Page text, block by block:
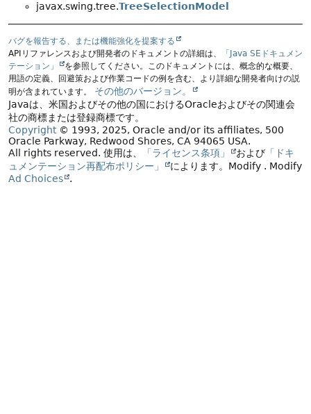
javax.swing.tree.TreeSelectionModel
バグを報告する、または機能強化を提案する
APIリファレンスおよび開発者のドキュメントの詳細は、
「Java SEドキュメン
テーション」
を参照してください。このドキュメントには、概念的な概要、
用語の定義、回避策および作業コードの例を含む、より詳細な開発者向けの説
明が含まれています。
その他のバージョン。
Javaは、米国およびその他の国におけるOracleおよびその関連会
社の商標または登録商標です。
Copyright© 1993, 2025, Oracle and/or its affiliates, 500
Oracle Parkway, Redwood Shores, CA 94065 USA.
All rights reserved. 使用は、 「ライセンス条項」 および 「ドキ
ュメンテーション再配布ポリシー」
によります。 Modify . Modify
Ad Choices
.